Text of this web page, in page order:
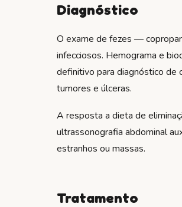
Diagnóstico
O exame de fezes —
infecciosos. Hemograma e
definitivo para diagnóstico de
tumores e úlceras.
A resposta a dieta de
ultrassonografia abdominal
estranhos ou massas.
Tratamento